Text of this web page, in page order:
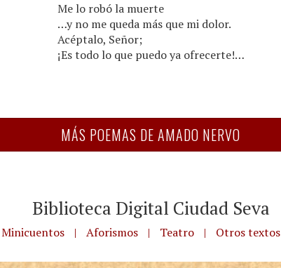
Me lo robó la muerte
…y no me queda más que mi dolor.
Acéptalo, Señor;
¡Es todo lo que puedo ya ofrecerte!…
MÁS POEMAS DE AMADO NERVO
Biblioteca Digital Ciudad Seva
Minicuentos | Aforismos | Teatro | Otros textos